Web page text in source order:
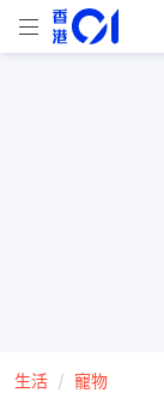
生活 寵物